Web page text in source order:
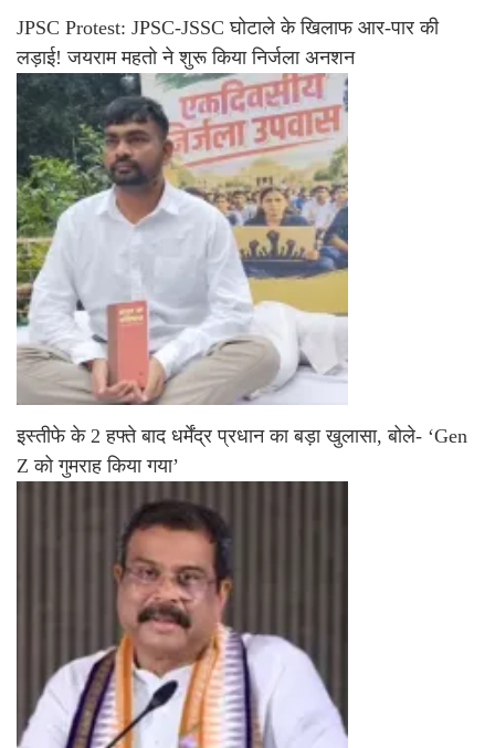
JPSC Protest: JPSC-JSSC घोटाले के खिलाफ आर-पार की
लड़ाई! जयराम महतो ने शुरू किया निर्जला अनशन
इस्तीफे के 2 हफ्ते बाद धर्मेंद्र प्रधान का बड़ा खुलासा, बोले- ‘Gen
Z को गुमराह किया गया’